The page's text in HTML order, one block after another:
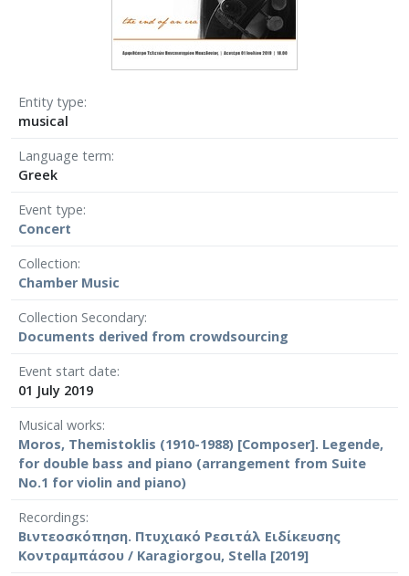
Entity type
musical
Language term
Greek
Event type
Concert
Collection
Chamber Μusic
Collection Secondary
Documents derived from crowdsourcing
Event start date
01 July 2019
Musical works
Moros, Themistoklis (1910-1988) [Composer]. Legende,
for double bass and piano (arrangement from Suite
No.1 for violin and piano)
Recordings
Βιντεοσκόπηση. Πτυχιακό Ρεσιτάλ Ειδίκευσης
Κοντραμπάσου / Karagiorgou, Stella [2019]